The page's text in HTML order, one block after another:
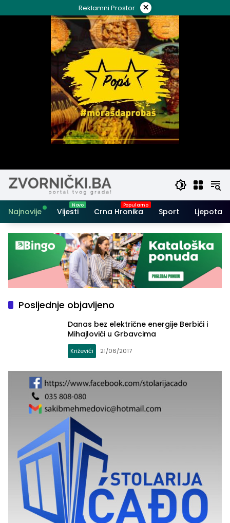
to
Reklamni Prostor ×
Najnovije Vijesti Crna Hronika Sport Ljepota i
Posljednje objavljeno
Danas bez električne energije Berbići i
Mihajlovići u Grbavcima
Križevići 21/06/2017